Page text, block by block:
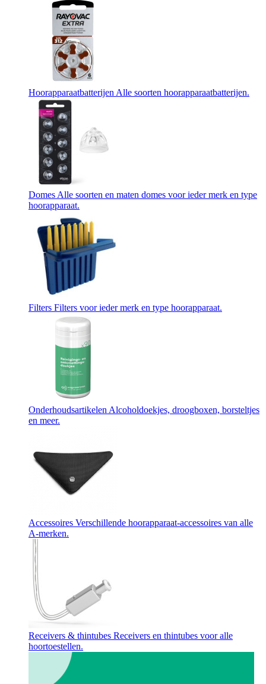
Hoorapparaatbatterijen Alle soorten hoorapparaatbatterijen.
Domes Alle soorten en maten domes voor ieder merk en type
hoorapparaat.
Filters Filters voor ieder merk en type hoorapparaat.
Onderhoudsartikelen Alcoholdoekjes, droogboxen, borsteltjes
en meer.
Accessoires Verschillende hoorapparaat-accessoires van alle
A-merken.
Receivers & thintubes Receivers en thintubes voor alle
hoortoestellen.